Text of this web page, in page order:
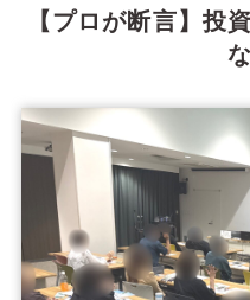
【プロが断言】投